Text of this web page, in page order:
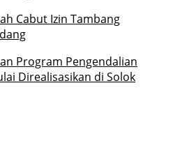
Cabut Izin Tambang
Program Pengendalian
Direalisasikan di Solok